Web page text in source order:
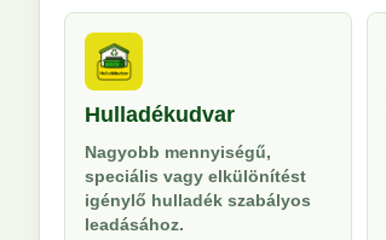
Hulladékudvar
Nagyobb mennyiségű,
speciális vagy elkülönítést
igénylő hulladék szabályos
leadásához.